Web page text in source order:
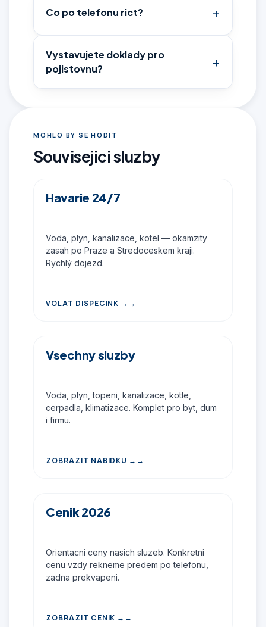
Co po telefonu rict?
Vystavujete doklady pro
pojistovnu?
MOHLO BY SE HODIT
Souvisejici sluzby
Havarie 24/7
Voda, plyn, kanalizace, kotel — okamzity
zasah po Praze a Stredoceskem kraji.
Rychlý dojezd.
VOLAT DISPECINK →
Vsechny sluzby
Voda, plyn, topeni, kanalizace, kotle,
cerpadla, klimatizace. Komplet pro byt, dum
i firmu.
ZOBRAZIT NABIDKU →
Cenik 2026
Orientacni ceny nasich sluzeb. Konkretni
cenu vzdy rekneme predem po telefonu,
zadna prekvapeni.
ZOBRAZIT CENIK →